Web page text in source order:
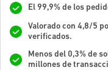
El 99,9% de los
Valorado con 4,8/5
verificados.
Menos del 0,3% de
millones de